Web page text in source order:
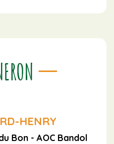
HENRY
Bon - AOC Bandol